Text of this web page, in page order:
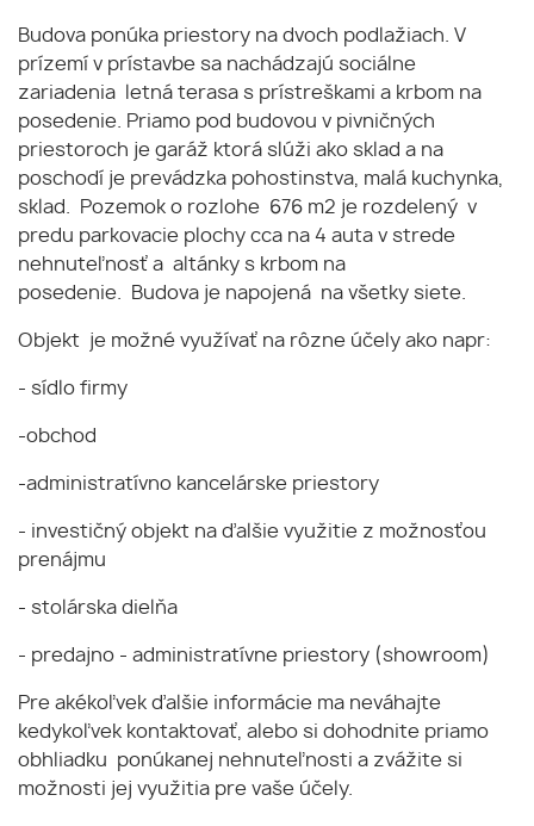
Budova ponúka priestory na dvoch podlažiach. V
prízemí v prístavbe sa nachádzajú sociálne
zariadenia letná terasa s prístreškami a krbom na
posedenie. Priamo pod budovou v pivničných
priestoroch je garáž ktorá slúži ako sklad a na
poschodí je prevádzka pohostinstva, malá kuchynka,
sklad. Pozemok o rozlohe 676 m2 je rozdelený v
predu parkovacie plochy cca na 4 auta v strede
nehnuteľnosť a altánky s krbom na
posedenie. Budova je napojená na všetky siete.
Objekt je možné využívať na rôzne účely ako napr:
- sídlo firmy
-obchod
-administratívno kancelárske priestory
- investičný objekt na ďalšie využitie z možnosťou
prenájmu
- stolárska dielňa
- predajno - administratívne priestory (showroom)
Pre akékoľvek ďalšie informácie ma neváhajte
kedykoľvek kontaktovať, alebo si dohodnite priamo
obhliadku ponúkanej nehnuteľnosti a zvážite si
možnosti jej využitia pre vaše účely.